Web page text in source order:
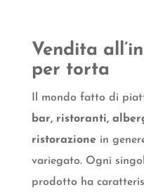
Vendita
per torta
Il mondo fatto di
bar, ristoranti,
ristorazionein
variegato. Ogni
prodotto ha